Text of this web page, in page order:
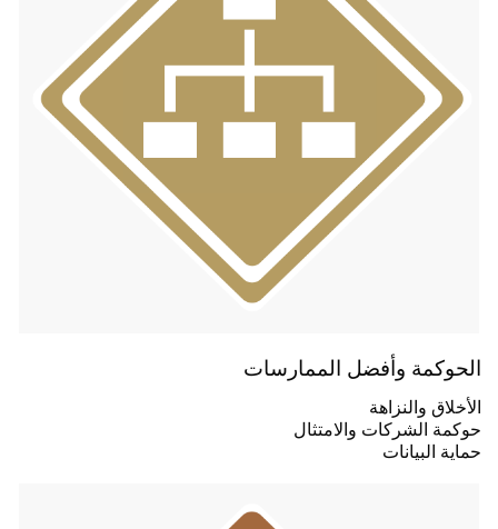
الحوكمة وأفضل الممارسات
الأخلاق والنزاهة
حوكمة الشركات والامتثال
حماية البيانات